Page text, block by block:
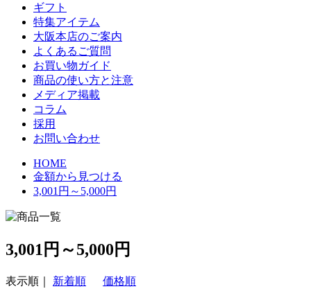
ギフト
特集アイテム
大阪本店のご案内
よくあるご質問
お買い物ガイド
商品の使い方と注意
メディア掲載
コラム
採用
お問い合わせ
HOME
金額から見つける
3,001円～5,000円
3,001円～5,000円
表示順｜ 新着順 価格順